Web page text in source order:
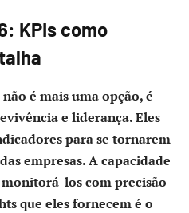
KPIs como
é mais uma opção, é
e liderança. Eles
para se tornarem
empresas. A capacidade
los com precisão
que eles fornecem é o